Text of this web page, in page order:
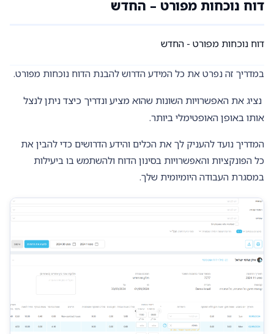
דוח נוכחות מפורט – החדש
דוח נוכחות מפורט - החדש
במדריך זה נפרט את כל המידע הדרוש להבנת הדוח נוכחות מפורט.
נציג את האפשרויות השונות שהוא מציע ונדריך כיצד ניתן לנצל
אותו באופן האופטימלי ביותר.
המדריך נועד להעניק לך את הכלים והידע הדרושים כדי להבין את
כל הפונקציות והאפשרויות בסינון הדוח ולהשתמש בו ביעילות
במסגרת העבודה היומיומית שלך.